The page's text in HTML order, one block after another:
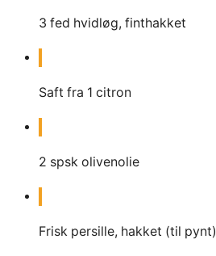
3 fed hvidløg, finthakket
Saft fra 1 citron
2 spsk olivenolie
Frisk persille, hakket (til pynt)